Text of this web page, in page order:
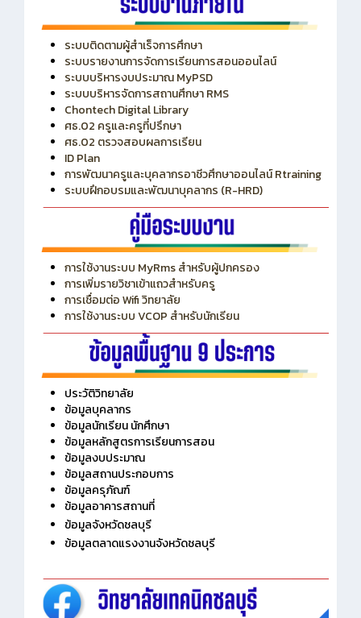
ระบบติดตามผู้สำเร็จการศึกษา
ระบบรายงานการจัดการเรียนการสอนออนไลน์
ระบบบริหารงบประมาณ MyPSD
ระบบบริหารจัดการสถานศึกษา RMS
Chontech Digital Library
ศธ.02 ครูและครูที่ปรึกษา
ศธ.02 ตรวจสอบผลการเรียน
ID Plan
การพัฒนาครูและบุคลากรอาชีวศึกษาออนไลน์ Rtraining
ระบบฝึกอบรมและพัฒนาบุคลากร (R-HRD)
การใช้งานระบบ MyRms สำหรับผู้ปกครอง
การเพิ่มรายวิชาเข้าแถวสำหรับครู
การเชื่อมต่อ Wifi วิทยาลัย
การใช้งานระบบ VCOP สำหรับนักเรียน
ประวัติวิทยาลัย
ข้อมูลบุคลากร
ข้อมูลนักเรียน นักศึกษา
ข้อมูลหลักสูตรการเรียนการสอน
ข้อมูลงบประมาณ
ข้อมูลสถานประกอบการ
ข้อมูลครุภัณฑ์
ข้อมูลอาคารสถานที่
ข้อมูลจังหวัดชลบุรี